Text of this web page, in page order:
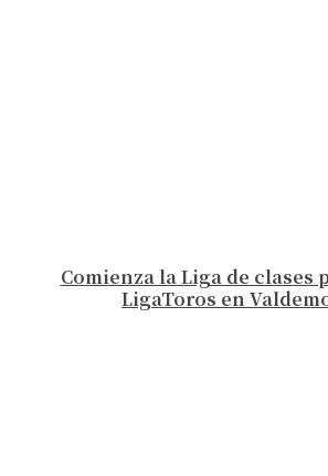
Comienza la Liga de clases
LigaToros en